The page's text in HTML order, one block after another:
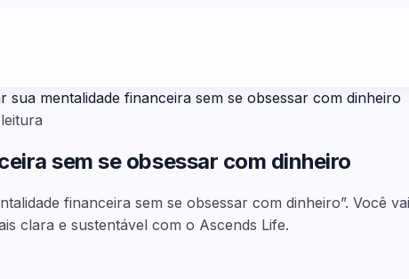
sua mentalidade financeira sem se obsessar com dinheiro
sem se obsessar com dinheiro
financeira sem se obsessar com dinheiro”. Você
clara e sustentável com o Ascends Life.